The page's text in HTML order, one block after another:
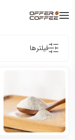
فیلترها